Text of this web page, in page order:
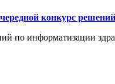
конкурс
по информатизации